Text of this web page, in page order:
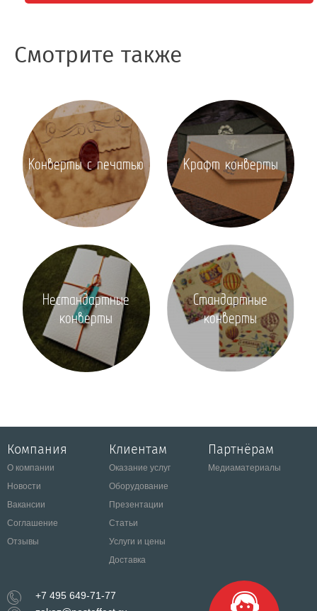
Смотрите также
Конверты с печатью Крафт конверты
Нестандартные
конверты
Стандартные
конверты
Компания
О компании
Новости
Вакансии
Соглашение
Отзывы
Клиентам
Оказание услуг
Оборудование
Презентации
Статьи
Услуги и цены
Доставка
Партнёрам
Медиаматериалы
+7 495 649-71-77